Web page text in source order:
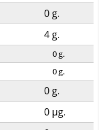
0g.
4g.
0g.
0g.
0g.
0 µg.